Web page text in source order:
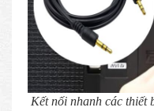
Kết nối nhanh các thiết